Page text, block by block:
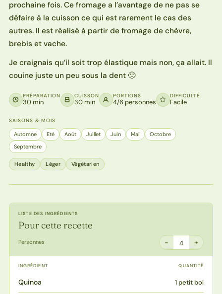
prochaine fois. Ce fromage a l’avantage de ne pas se
défaire à la cuisson ce qui est rarement le cas des
autres. Il est réalisé à partir de fromage de chèvre,
brebis et vache.
Je craignais qu’il soit trop élastique mais non, ça allait. Il
couine juste un peu sous la dent 🙂
PRÉPARATION
30 min
CUISSON
30 min
PORTIONS
4/6 personnes
DIFFICULTÉ
Facile
SAISONS & MOIS
Automne Eté Août Juillet Juin Mai
Octobre
Septembre
Healthy Léger Végétarien
LISTE DES INGRÉDIENTS
Pour cette recette
Personnes − 4 +
INGRÉDIENT QUANTITÉ
Quinoa 1 petit bol